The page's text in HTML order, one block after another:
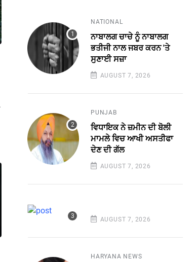
NATIONAL
ਨਾਬਾਲਗ ਚਾਚੇ ਨੂੰ ਨਾਬਾਲਗ
ਭਤੀਜੀ ਨਾਲ ਜਬਰ ਕਰਨ 'ਤੇ
ਸੁਣਾਈ ਸਜ਼ਾ
AUGUST 7, 2026
PUNJAB
ਵਿਧਾਇਕ ਨੇ ਜ਼ਮੀਨ ਦੀ ਬੋਲੀ
ਮਾਮਲੇ ਵਿਚ ਆਖੀ ਅਸਤੀਫਾ
ਦੇਣ ਦੀ ਗੱਲ
AUGUST 7, 2026
AUGUST 7, 2026
HARYANA NEWS